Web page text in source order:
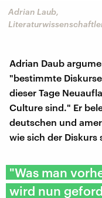
Adrian Laub,
Adrian Daub
"bestimmte
dieser Tage
Culture sind." Er
deutschen und
wie sich der Diskurs
"Was man
wird nun